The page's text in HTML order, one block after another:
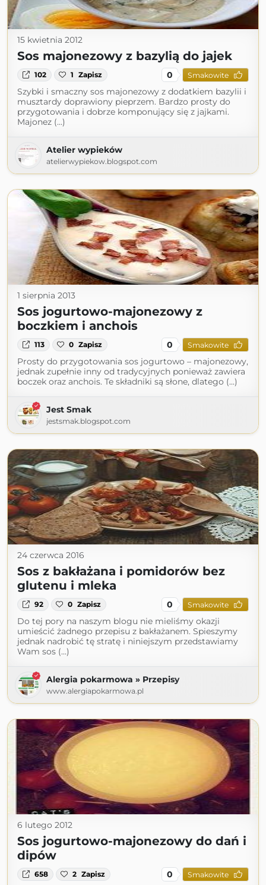
15 kwietnia 2012
Sos majonezowy z bazylią do jajek
102 1 Zapisz 0 Smakowite
Szybki i smaczny sos majonezowy z dodatkiem bazylii i
musztardy doprawiony pieprzem. Bardzo prosty do
przygotowania i dobrze komponujący się z jajkami.
Majonez (...)
Atelier wypieków
atelierwypiekow.blogspot.com
1 sierpnia 2013
Sos jogurtowo-majonezowy z
boczkiem i anchois
113 0 Zapisz 0 Smakowite
Prosty do przygotowania sos jogurtowo – majonezowy,
jednak zupełnie inny od tradycyjnych ponieważ zawiera
boczek oraz anchois. Te składniki są słone, dlatego (...)
Jest Smak
jestsmak.blogspot.com
24 czerwca 2016
Sos z bakłażana i pomidorów bez
glutenu i mleka
92 0 Zapisz 0 Smakowite
Do tej pory na naszym blogu nie mieliśmy okazji
umieścić żadnego przepisu z bakłażanem. Spieszymy
jednak nadrobić tę stratę i niniejszym przedstawiamy
Wam sos (...)
Alergia pokarmowa » Przepisy
www.alergiapokarmowa.pl
6 lutego 2012
Sos jogurtowo-majonezowy do dań i
dipów
658 2 Zapisz 0 Smakowite